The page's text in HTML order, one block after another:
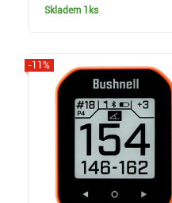
Skladem 1ks
-11%